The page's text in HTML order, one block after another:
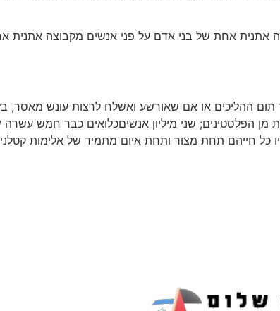
אחת של בני אדם על פני אנשים מקבוצה אתנית
ההליכים או אם שאורשע ואשלח לרצות עונש מאסר,
מן הפלסטינים; שני מיליון אנשיםכלואים כבר חמש
כל חייהם תחת מצור ותחת איום מתמיד של אלימות